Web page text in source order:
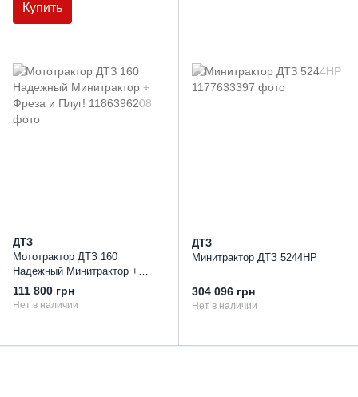
Купить
ДТЗ
Мототрактор ДТЗ 160
Надежный Минитрактор +
Фреза и Плуг!
111 800 грн
Нет в наличии
ДТЗ
Минитрактор ДТЗ 5244НР
304 096 грн
Нет в наличии